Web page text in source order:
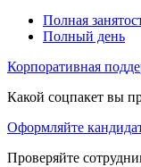
Полная
Полный день
Корпоративная
Какой соцпакет вы
Оформляйте
Проверяйте